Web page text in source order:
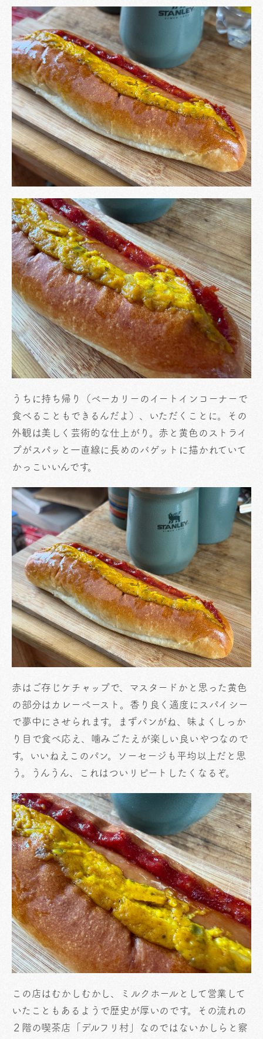
うちに持ち帰り（ベーカリーのイートインコーナーで
食べることもできるんだよ）、いただくことに。その
外観は美しく芸術的な仕上がり。赤と黄色のストライ
プがスパッと一直線に長めのバゲットに描かれていて
かっこいいんです。
赤はご存じケチャップで、マスタードかと思った黄色
の部分はカレーペースト。香り良く適度にスパイシー
で夢中にさせられます。まずパンがね、味よくしっか
り目で食べ応え、噛みごたえが楽しい良いやつなので
す。いいねえこのパン。ソーセージも平均以上だと思
う。うんうん、これはついリピートしたくなるぞ。
この店はむかしむかし、ミルクホールとして営業して
いたこともあるようで歴史が厚いのです。その流れの
２階の喫茶店「デルフリ村」なのではないかしらと察